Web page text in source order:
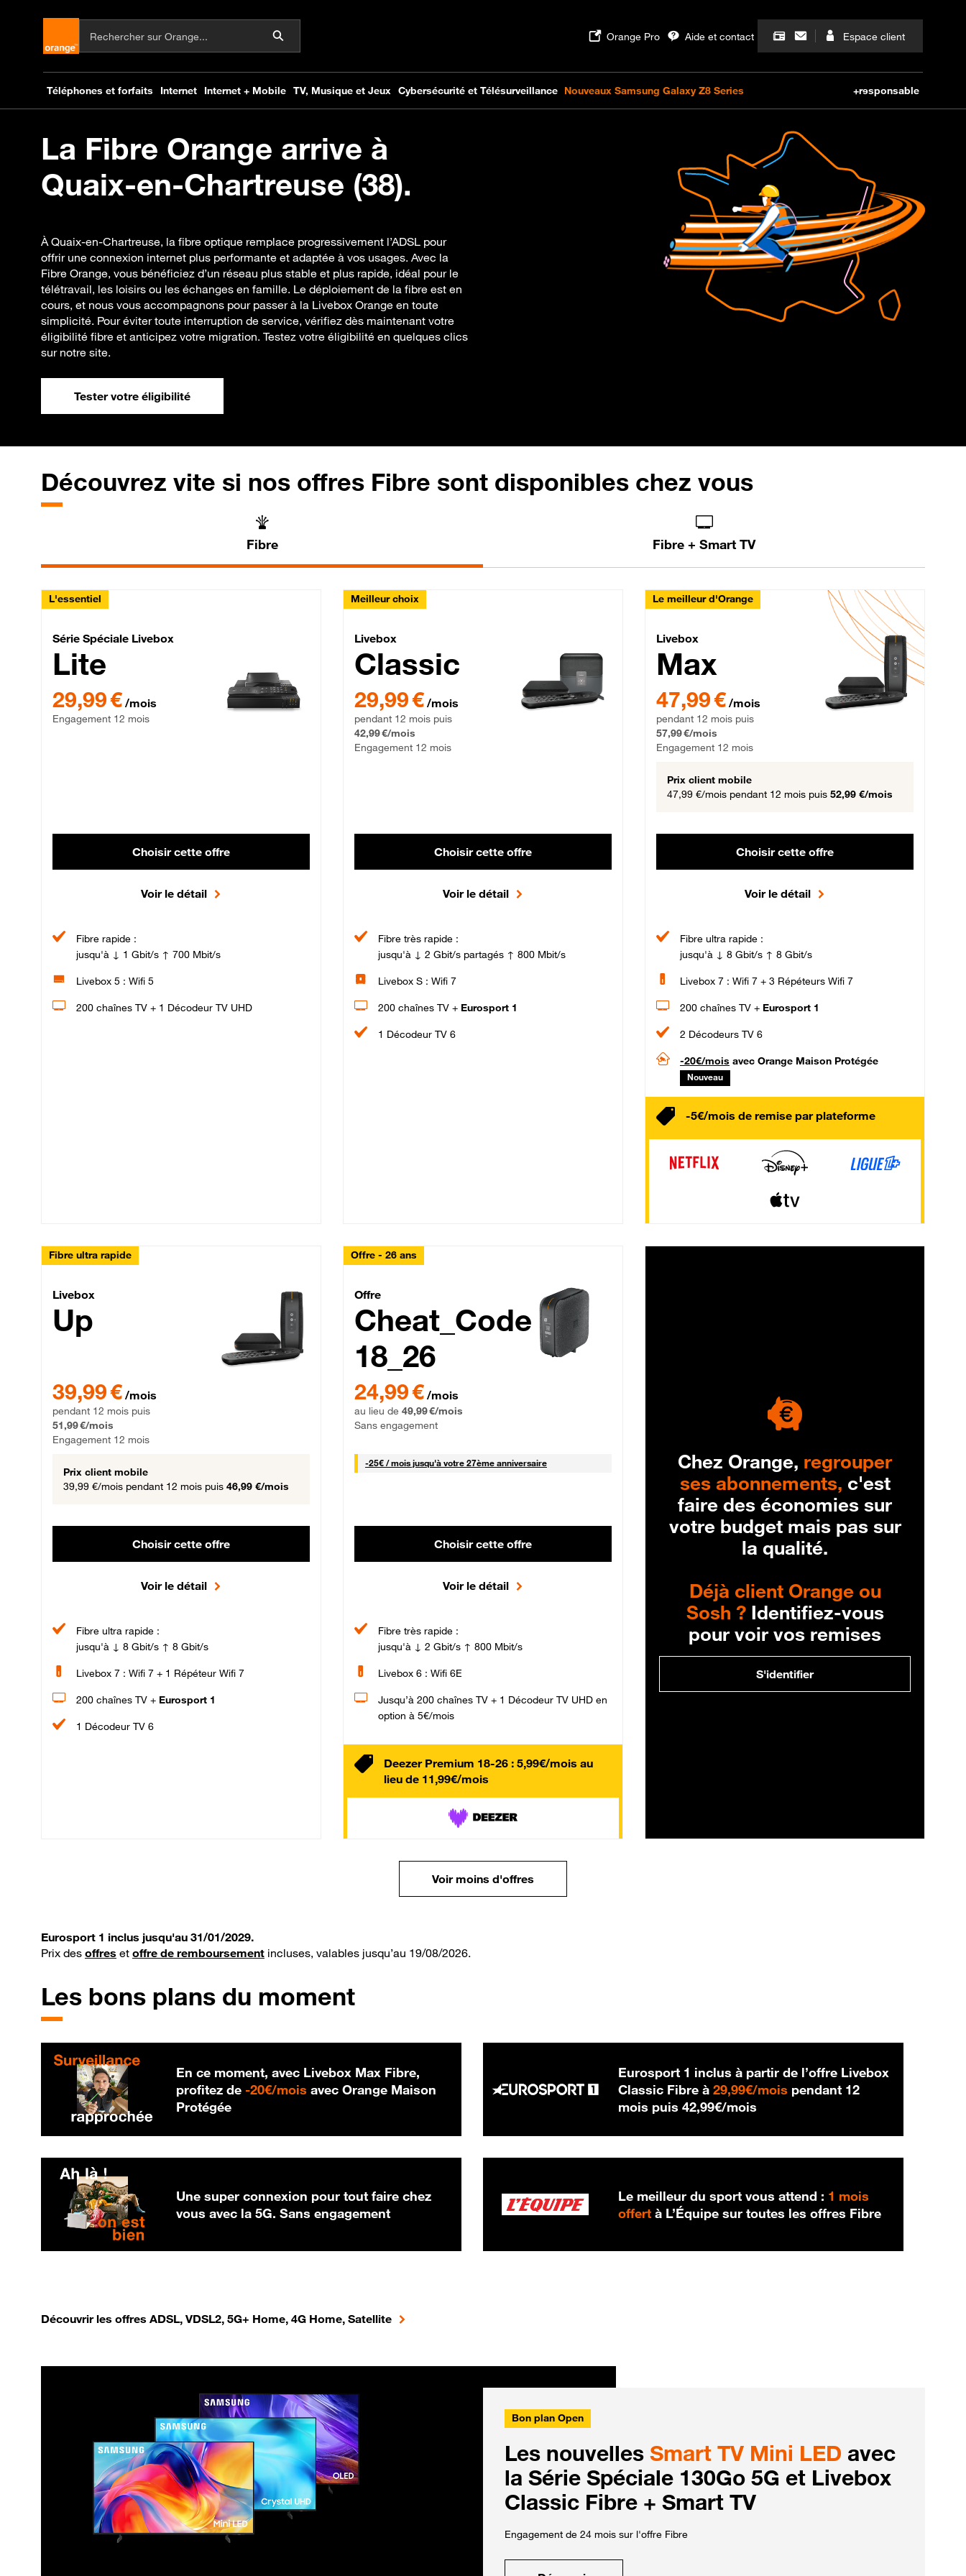
La Fibre Orange arrive à
Quaix-en-Chartreuse (38).
À Quaix-en-Chartreuse, la fibre optique remplace progressivement l’ADSL pour
offrir une connexion internet plus performante et adaptée à vos usages. Avec la
Fibre Orange, vous bénéficiez d’un réseau plus stable et plus rapide, idéal pour le
télétravail, les loisirs ou les échanges en famille. Le déploiement de la fibre est en
cours, et nous vous accompagnons pour passer à la Livebox Orange en toute
simplicité. Pour éviter toute interruption de service, vérifiez dès maintenant votre
éligibilité fibre et anticipez votre migration. Testez votre éligibilité en quelques clics
sur notre site.
Tester votre éligibilité
Découvrez vite si nos offres Fibre sont disponibles chez vous
Fibre Fibre + Smart TV
L'essentiel
Série Spéciale Livebox Lite Fibre
Série Spéciale Livebox
Lite
29,99 € par mois , Engagement 12 mois
29,99 € /mois
Engagement 12 mois
Choisir cette offre
Voir le détail
Fibre rapide :
jusqu'à ↓ 1 Gbit/s ↑ 700 Mbit/s
Livebox 5 : Wifi 5
200 chaînes TV + 1 Décodeur TV UHD
Meilleur choix
Livebox Classic Fibre
Livebox
Classic
29,99 € par mois pendant 12 mois puis 42,99 € par mois, Engagement 12 mois
29,99 € /mois
pendant 12 mois puis
42,99 €/mois
Engagement 12 mois
Choisir cette offre
Voir le détail
Fibre très rapide :
jusqu'à ↓ 2 Gbit/s partagés ↑ 800 Mbit/s
Livebox S : Wifi 7
200 chaînes TV + Eurosport 1
1 Décodeur TV 6
Le meilleur d'Orange
Livebox Max Fibre
Livebox
Max
47,99 € par mois pendant 12 mois puis 57,99 € par mois,
47,99 € /mois
pendant 12 mois puis
57,99 €/mois
Engagement 12 mois
Prix client mobile
47,99 €/mois pendant 12 mois puis 52,99 €/mois
Choisir cette offre
Voir le détail
Fibre ultra rapide :
jusqu'à ↓ 8 Gbit/s ↑ 8 Gbit/s
Livebox 7 : Wifi 7 + 3 Répéteurs Wifi 7
200 chaînes TV + Eurosport 1
2 Décodeurs TV 6
-20€/mois avec Orange Maison Protégée
Nouveau
-5€/mois de remise par plateforme
Fibre ultra rapide
Livebox Up Fibre
Livebox
Up
39,99 € /mois
pendant 12 mois puis
51,99 €/mois
Engagement 12 mois
Prix client mobile
39,99 €/mois pendant 12 mois puis 46,99 €/mois
Choisir cette offre
Voir le détail
Fibre ultra rapide :
jusqu'à ↓ 8 Gbit/s ↑ 8 Gbit/s
Livebox 7 : Wifi 7 + 1 Répéteur Wifi 7
200 chaînes TV + Eurosport 1
1 Décodeur TV 6
Offre - 26 ans
Cheat_Code Fibre_18_26
Offre
Cheat_Code
18_26
24,99 € /mois
au lieu de 49,99 €/mois
Sans engagement
-25€ / mois25 € par mois
jusqu'à votre 27ème anniversaire
Choisir cette offre
Voir le détail
Fibre très rapide :
jusqu'à ↓ 2 Gbit/s ↑ 800 Mbit/s
Livebox 6 : Wifi 6E
Jusqu’à 200 chaînes TV + 1 Décodeur TV UHD en
option à 5€/mois
Deezer Premium 18-26 : 5,99€/mois au
lieu de 11,99€/mois
Chez Orange, regrouper
ses abonnements, c'est
faire des économies sur
votre budget mais pas sur
la qualité.
Déjà client Orange ou
Sosh ?Identifiez-vous
pour voir vos remises
S'identifier
Voir moins d'offres
Eurosport 1 inclus jusqu'au 31/01/2029.
Prix des offres et offre de remboursement incluses, valables jusqu’au 19/08/2026.
Les bons plans du moment
En ce moment, avec Livebox Max Fibre,
profitez de -20€/mois 20 € par mois
avec Orange Maison
Protégée
Eurosport 1 inclus à partir de l’offre Livebox
Classic Fibre à29,99€/mois 29,99 € par mois
pendant 12
mois puis42,99€/mois
Une super connexion pour tout faire chez
vous avec la 5G. Sans engagement
Le meilleur du sport vous attend : 1 mois
offert à L’Équipe sur toutes les offres Fibre
Découvrir les offres ADSL, VDSL2, 5G+ Home, 4G Home, Satellite
Bon plan Open
Les nouvelles Smart TV Mini LED avec
la Série Spéciale 130Go 5G et Livebox
Classic Fibre + Smart TV
Engagement de 24 mois sur l'offre Fibre